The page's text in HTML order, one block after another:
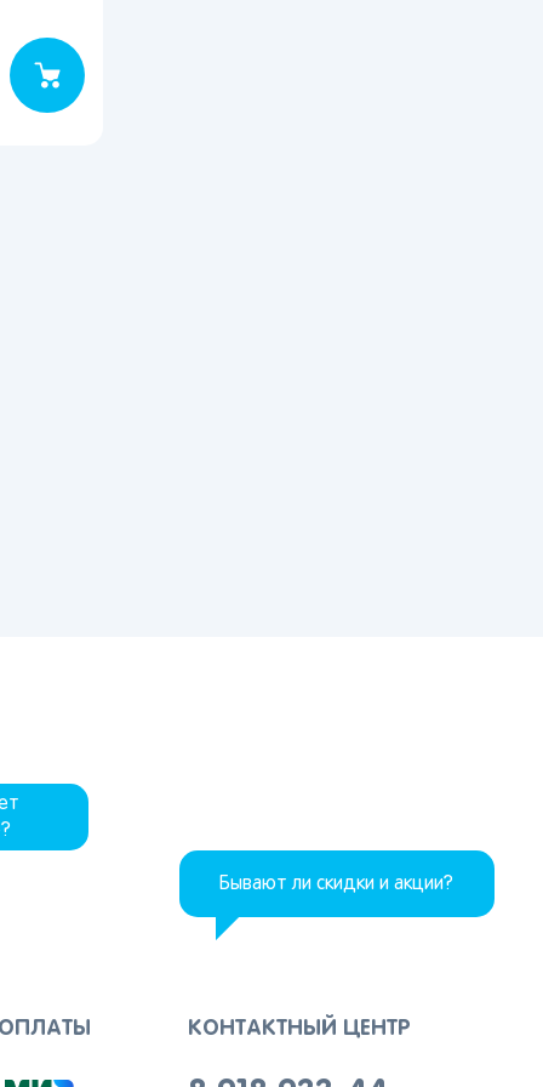
Бывают ли скидки и акции?
КОНТАКТНЫЙ ЦЕНТР